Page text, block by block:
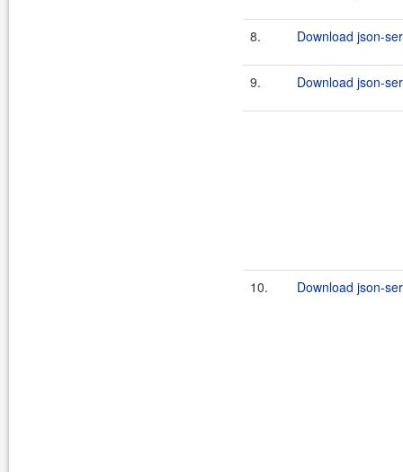
8. Download json-
9. Download json-
10. Download json-